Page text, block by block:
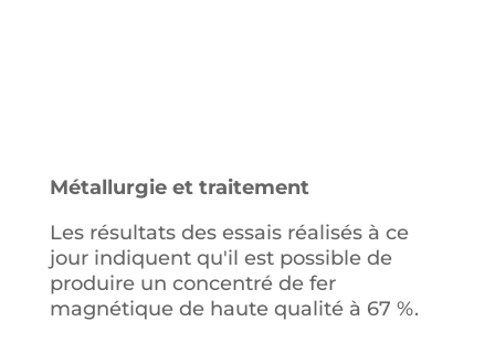
Métallurgie et traitement
Les résultats des essais réalisés à ce
jour indiquent qu'il est possible de
produire un concentré de fer
magnétique de haute qualité à 67 %.